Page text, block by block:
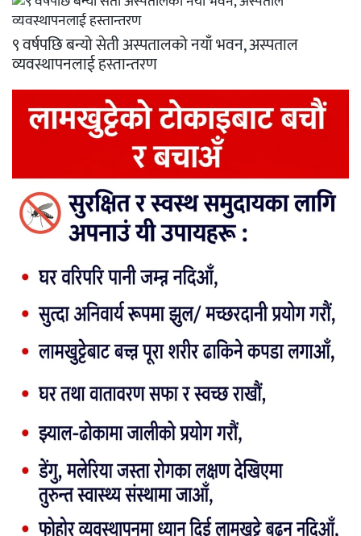
९ वर्षपछि बन्यो सेती अस्पतालको नयाँ भवन, अस्पताल
व्यवस्थापनलाई हस्तान्तरण